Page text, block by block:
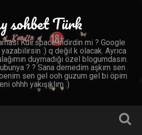
sohbet Türk
Kuir.space indirdin mi ? Google
:) q değil k olacak. Ayrıca
duymadığı özel blogumdasın.
? ? Sana demedim aşkım sen
sen gel ooh guzum gel bi öpim
ohhh yakışıklım :)